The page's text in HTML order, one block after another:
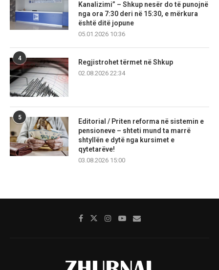
Kanalizimi” – Shkup nesër do të punojnë
nga ora 7:30 deri në 15:30, e mërkura
është ditë jopune
05.01.2026 10:36
4
Regjistrohet tërmet në Shkup
02.08.2026 22:34
5
Editorial / Priten reforma në sistemin e
pensioneve – shteti mund ta marrë
shtyllën e dytë nga kursimet e
qytetarëve!
03.08.2026 15:00